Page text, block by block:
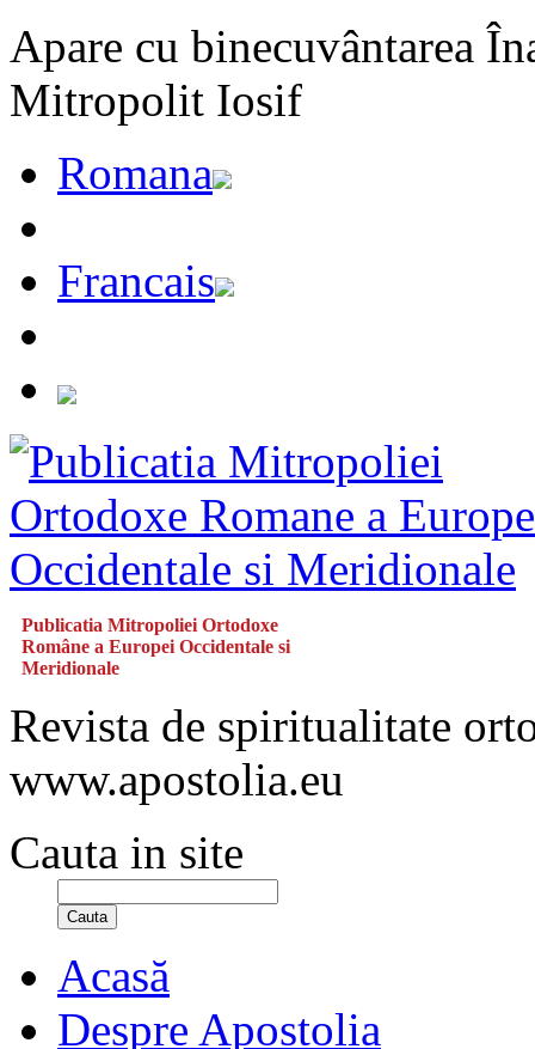
Apare cu binecuvântarea
Mitropolit Iosif
Romana
Francais
Publicatia Mitropoliei Ortodoxe
Române a Europei Occidentale si
Meridionale
Revista de spiritualitate
www.apostolia.eu
Cauta in site
Cauta
Acasă
Despre Apostolia